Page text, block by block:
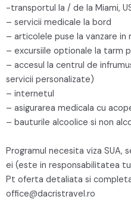
-transportul la / de la Miami,
– servicii medicale la bord
– articolele puse la vanzare in
– excursiile optionale la tarm
– accesul la centrul de
servicii personalizate)
– internetul
– asigurarea medicala cu
– bauturile alcoolice si non
Programul necesita viza
ei (este in responsabilitatea
Pt oferta detaliata si
office@dacristravel.ro